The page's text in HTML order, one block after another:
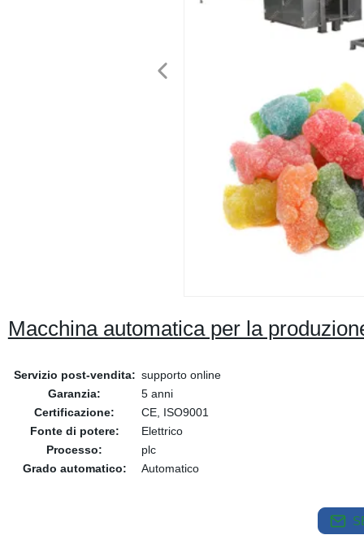
Macchina automatica per la
Servizio post-vendita: supporto online
Garanzia:
5 anni
Certificazione:
CE, ISO9001
Fonte di potere:
Elettrico
Processo:
plc
Grado automatico:
Automatico